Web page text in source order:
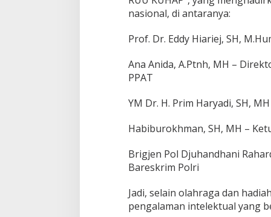
nasional, di antaranya:
Prof. Dr. Eddy Hiariej, SH,
Ana Anida, A.Ptnh, MH –
PPAT
YM Dr. H. Prim Haryadi, SH,
Habiburokhman, SH, MH –
Brigjen Pol Djuhandhani
Bareskrim Polri
Jadi, selain olahraga dan
pengalaman intelektual yang